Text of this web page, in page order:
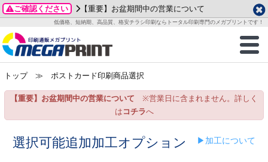
ご確認ください 【重要】お盆期間中の営業について
低価格、短納期、高品質、格安チラシ印刷ならトータル印刷専門のメガプリントです！
商品一覧
グッズ
ステッカー
ックカード印刷
ご利用ガイド
お客様へ
いて
方法
刷
カード印刷
ックカード名刺
データ作成ガイド
成前に
ガイド
加工指示ガイド
テンプレート
ード印刷
名刺印刷
ックカード
一覧
わせ
り
2026年 8月
月
火 水 木 金
土
1
3
4 5 6 7
8
15
24
25 26 27
29
トップ≫ ポストカード印刷商品選択
【重要】お盆期間中の営業について ※営業日に含まれません。詳しく
は コチラへ
選択可能追加加工オプション ▶加工について